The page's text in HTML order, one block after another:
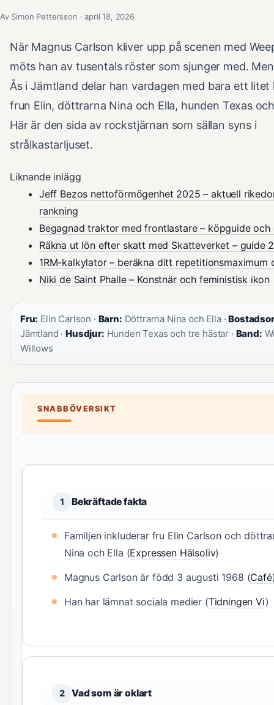
Av Simon Pettersson · april 18, 2026
När Magnus Carlson kliver upp på scenen med
möts han av tusentals röster som sjunger med.
Ås i Jämtland delar han vardagen med bara ett litet
frun Elin, döttrarna Nina och Ella, hunden Texas
Här är den sida av rockstjärnan som sällan syns i
strålkastarljuset.
Liknande inlägg
Jeff Bezos nettoförmögenhet 2025 – aktuell
rankning
Begagnad traktor med frontlastare – köpguide och
Räkna ut lön efter skatt med Skatteverket – guide
1RM-kalkylator – beräkna ditt repetitionsmaximum
Niki de Saint Phalle – Konstnär och feministisk ikon
Fru: Elin Carlson · Barn: Döttrarna Nina och Ella ·
Jämtland ·Husdjur: Hunden Texas och tre hästar · Band:
Willows
SNABBÖVERSIKT
1 Bekräftade fakta
Familjen inkluderar fru Elin Carlson och
Nina och Ella (Expressen Hälsoliv)
Magnus Carlson är född 3 augusti 1968 (Café
Han har lämnat sociala medier (Tidningen Vi)
2 Vad som är oklart